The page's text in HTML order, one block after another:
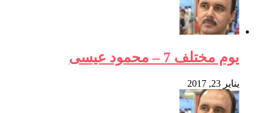
يوم مختلف 7 – محمود عيسى
يناير 23, 2017